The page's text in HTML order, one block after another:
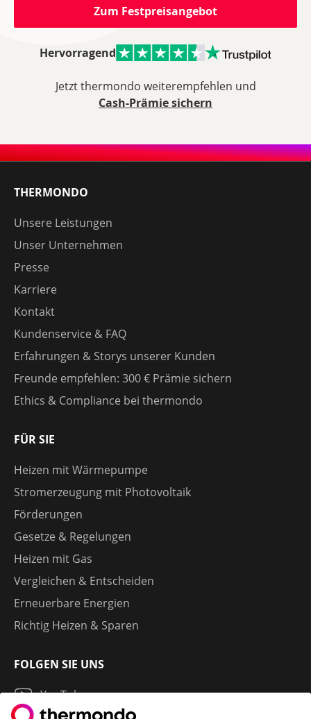
Zum Festpreisangebot
Hervorragend
Jetzt thermondo weiterempfehlen und
Cash-Prämie sichern
THERMONDO
Unsere Leistungen
Unser Unternehmen
Presse
Karriere
Kontakt
Kundenservice & FAQ
Erfahrungen & Storys unserer Kunden
Freunde empfehlen: 300 € Prämie sichern
Ethics & Compliance bei thermondo
FÜR SIE
Heizen mit Wärmepumpe
Stromerzeugung mit Photovoltaik
Förderungen
Gesetze & Regelungen
Heizen mit Gas
Vergleichen & Entscheiden
Erneuerbare Energien
Richtig Heizen & Sparen
FOLGEN SIE UNS
YouTube